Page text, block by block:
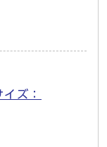
ズ：